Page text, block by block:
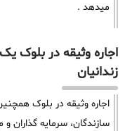
میدهد .
اجاره وثیقه در بلوک
زندانیان
اجاره وثیقه در بلوک
سازندگان، سرمایه گذاران